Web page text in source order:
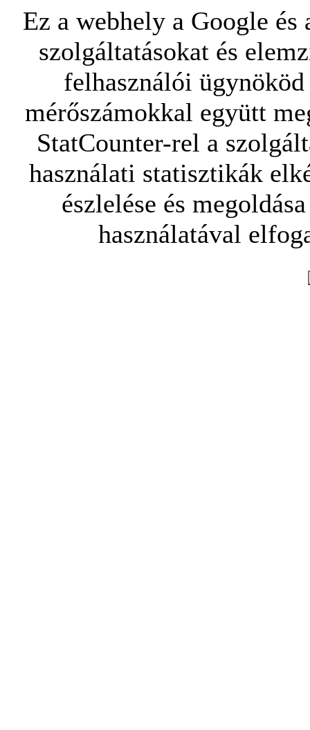
Ez a webhely a Google
szolgáltatásokat és
felhasználói
mérőszámokkal együtt
StatCounter-rel a
használati statisztikák
észlelése és
használatával